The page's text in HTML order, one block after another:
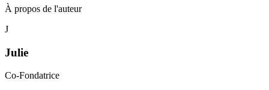
À propos de l'auteur
J
Julie
Co-Fondatrice